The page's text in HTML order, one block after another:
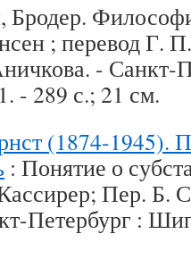
; перевод Г.
- Санкт-
- 289 с.; 21 см.
(1874-1945).
: Понятие о
Пер. Б.
Петербург :